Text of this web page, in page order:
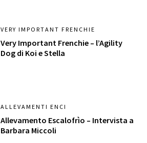
VERY IMPORTANT FRENCHIE
Very Important Frenchie – l’Agility
Dog di Koi e Stella
ALLEVAMENTI ENCI
Allevamento Escalofrìo – Intervista a
Barbara Miccoli